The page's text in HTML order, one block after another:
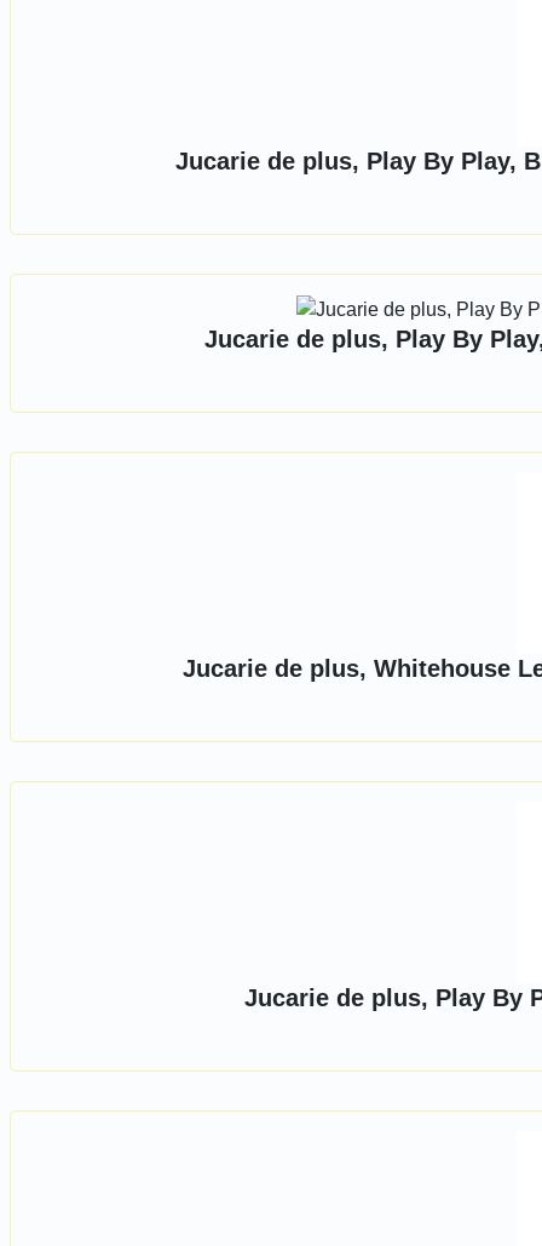
Jucarie de plus, Play By Play,
Jucarie de plus, Play By
Jucarie de plus, Whitehouse
Jucarie de plus, Play By